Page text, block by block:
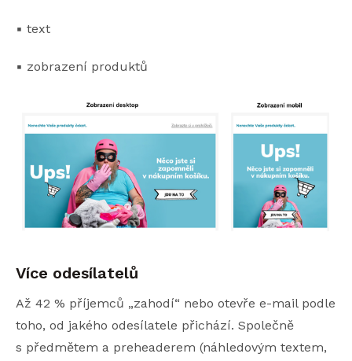
▪️ text
▪️ zobrazení produktů
Více odesílatelů
Až 42 % příjemců „zahodí“ nebo otevře e-mail podle
toho, od jakého odesílatele přichází. Společně
s předmětem a preheaderem (náhledovým textem,